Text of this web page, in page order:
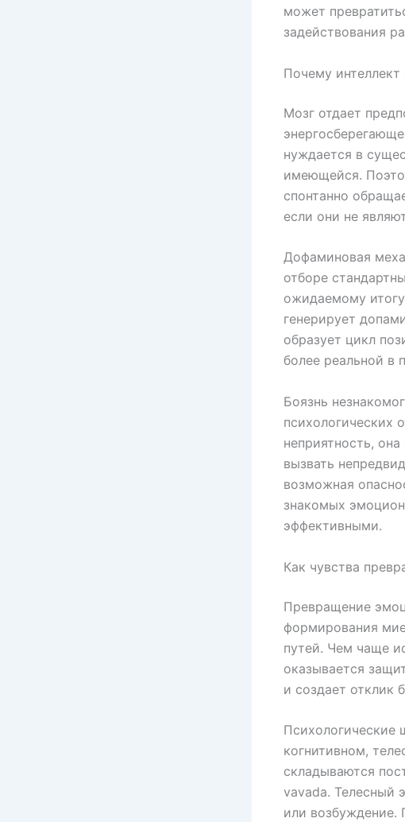
может
задействования
Почему
Мозг отдает
нуждается в
имеющейся.
спонтанно
если они не
Дофаминовая
отборе
ожидаемому итогу
генерирует
образует цикл
более реальной в
Боязнь
психологических
неприятность,
вызвать
возможная
знакомых
эффективными.
Как чувства
Превращение
формирования
путей. Чем чаще
оказывается
и создает отклик
Психологические
когнитивном,
складываются
vavada. Телесный
или возбуждение.